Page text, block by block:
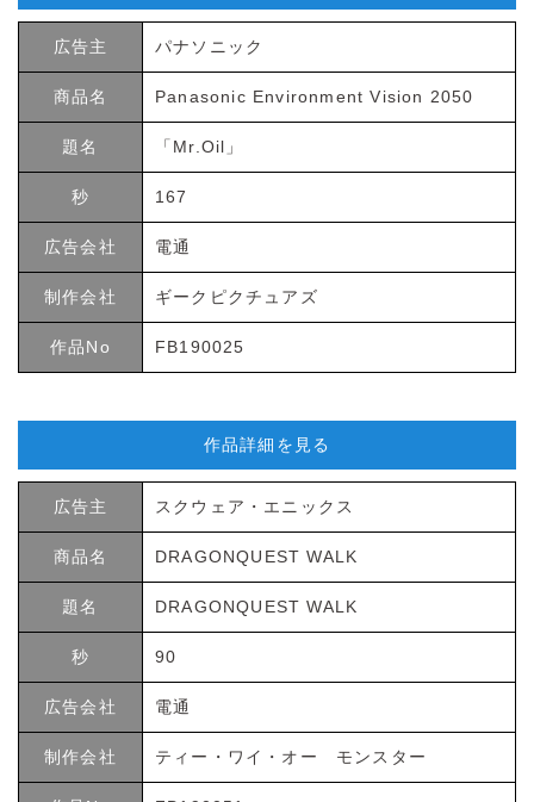
広告主 パナソニック
商品名 Panasonic Environment Vision 2050
題名 「Mr.Oil」
秒 167
広告会社 電通
制作会社 ギークピクチュアズ
作品No FB190025
作品詳細を見る
広告主 スクウェア・エニックス
商品名 DRAGONQUEST WALK
題名 DRAGONQUEST WALK
秒 90
広告会社 電通
制作会社 ティー・ワイ・オー モンスター